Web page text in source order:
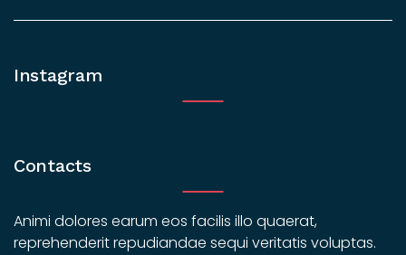
Instagram
Contacts
Animi dolores earum eos facilis illo quaerat,
reprehenderit repudiandae sequi veritatis voluptas.